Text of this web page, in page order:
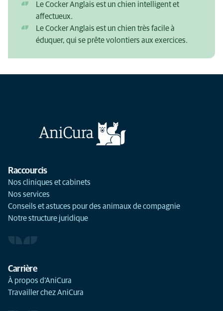
Le Cocker Anglais est un chien intelligent et
affectueux.
Le Cocker Anglais est un chien très facile à
éduquer, qui se prête volontiers aux exercices.
Raccourcis
Nos cliniques et cabinets
Nos services
Conseils et astuces pour des animaux de compagnie
Notre structure juridique
Carrière
À propos d’AniCura
Travailler chez AniCura